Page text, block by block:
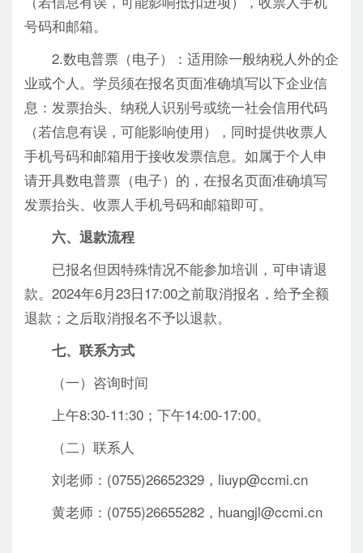
（若信息有误，可能影响抵扣进项），收票人手机
号码和邮箱。
2.数电普票（电子）：适用除一般纳税人外的企
业或个人。学员须在报名页面准确填写以下企业信
息：发票抬头、纳税人识别号或统一社会信用代码
（若信息有误，可能影响使用），同时提供收票人
手机号码和邮箱用于接收发票信息。如属于个人申
请开具数电普票（电子）的，在报名页面准确填写
发票抬头、收票人手机号码和邮箱即可。
六、退款流程
已报名但因特殊情况不能参加培训，可申请退
款。2024年6月23日17:00之前取消报名，给予全额
退款；之后取消报名不予以退款。
七、联系方式
（一）咨询时间
上午8:30-11:30；下午14:00-17:00。
（二）联系人
刘老师：(0755)26652329，liuyp@ccmi.cn
黄老师：(0755)26655282，huangjl@ccmi.cn